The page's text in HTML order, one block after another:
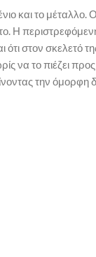
το μέταλλο.
Η
ότι στον
να το πιέζει
την